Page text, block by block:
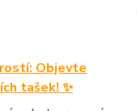
Objevte
tašek! ✨